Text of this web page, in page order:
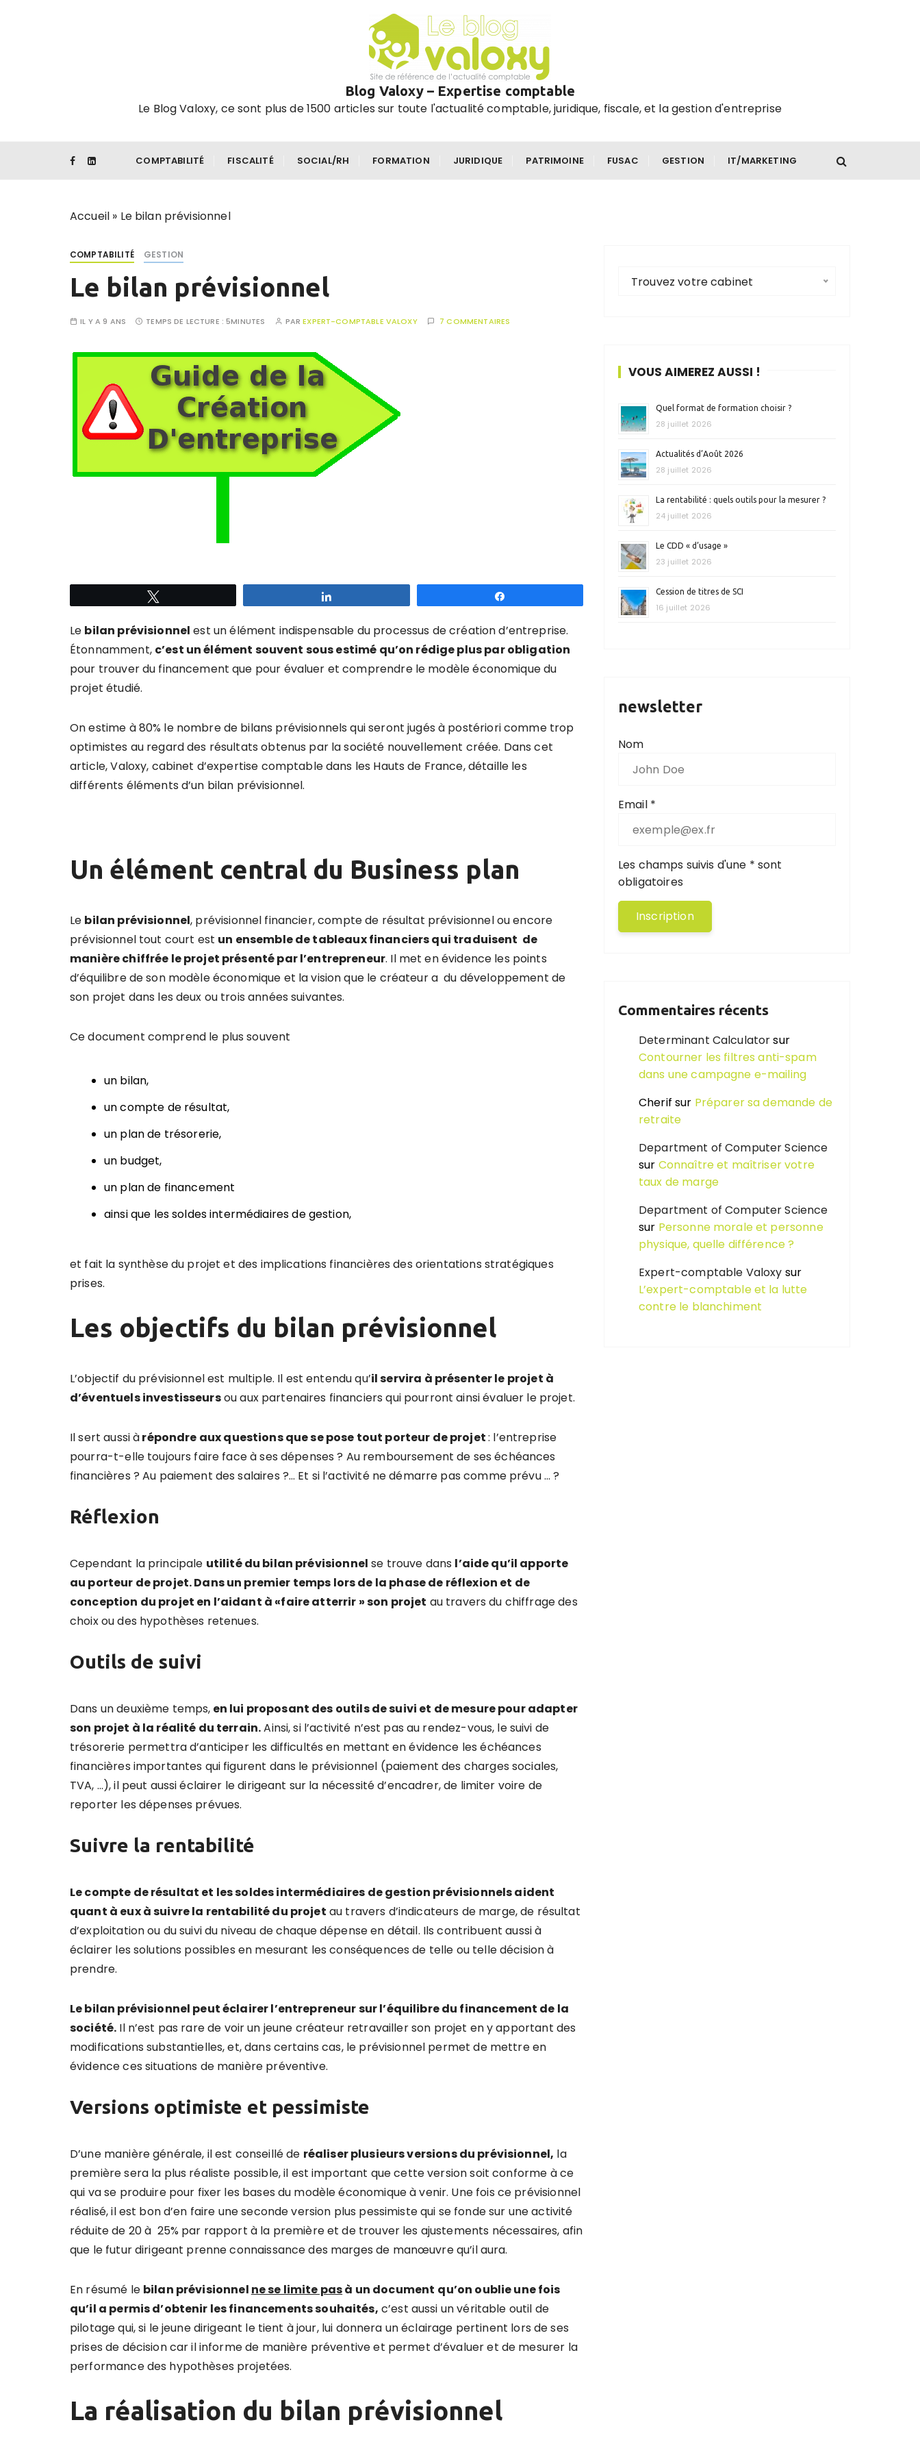
Blog Valoxy – Expertise comptable
Le Blog Valoxy, ce sont plus de 1500 articles sur toute l'actualité comptable, juridique, fiscale, et la gestion d'entreprise
COMPTABILITÉ FISCALITÉ SOCIAL/RH FORMATION JURIDIQUE PATRIMOINE FUSAC GESTION IT/MARKETING
Accueil » Le bilan prévisionnel
COMPTABILITÉ GESTION
Le bilan prévisionnel
IL Y A 9 ANS TEMPS DE LECTURE :5MINUTES PAREXPERT-COMPTABLE VALOXY 7 COMMENTAIRES
Le bilan prévisionnel est un élément indispensable du processus de création d’entreprise.
Étonnamment, c’est un élément souvent sous estimé qu’on rédige plus par obligation
pour trouver du financement que pour évaluer et comprendre le modèle économique du
projet étudié.
On estime à 80% le nombre de bilans prévisionnels qui seront jugés à postériori comme trop
optimistes au regard des résultats obtenus par la société nouvellement créée. Dans cet
article, Valoxy, cabinet d’expertise comptable dans les Hauts de France, détaille les
différents éléments d’un bilan prévisionnel.
Un élément central du Business plan
Le bilan prévisionnel, prévisionnel financier, compte de résultat prévisionnel ou encore
prévisionnel tout court est un ensemble de tableaux financiers qui traduisent de
manière chiffrée le projet présenté par l’entrepreneur. Il met en évidence les points
d’équilibre de son modèle économique et la vision que le créateur a du développement de
son projet dans les deux ou trois années suivantes.
Ce document comprend le plus souvent
un bilan,
un compte de résultat,
un plan de trésorerie,
un budget,
un plan de financement
ainsi que les soldes intermédiaires de gestion,
et fait la synthèse du projet et des implications financières des orientations stratégiques
prises.
Les objectifs du bilan prévisionnel
L’objectif du prévisionnel est multiple. Il est entendu qu’il servira à présenter le projet à
d’éventuels investisseursou aux partenaires financiers qui pourront ainsi évaluer le projet.
Il sert aussi àrépondre aux questions que se pose tout porteur de projet: l’entreprise
pourra-t-elle toujours faire face à ses dépenses ? Au remboursement de ses échéances
financières ? Au paiement des salaires ?… Et si l’activité ne démarre pas comme prévu … ?
Réflexion
Cependant la principale utilité du bilan prévisionnel se trouve dans l’aide qu’il apporte
au porteur de projet. Dans un premier temps lors de la phase de réflexion et de
conception du projet en l’aidant à «faire atterrir » son projet au travers du chiffrage des
choix ou des hypothèses retenues.
Outils de suivi
Dans un deuxième temps, en lui proposant des outils de suivi et de mesure pour adapter
son projet à la réalité du terrain.Ainsi, si l’activité n’est pas au rendez-vous, le suivi de
trésorerie permettra d’anticiper les difficultés en mettant en évidence les échéances
financières importantes qui figurent dans le prévisionnel (paiement des charges sociales,
TVA, …), il peut aussi éclairer le dirigeant sur la nécessité d’encadrer, de limiter voire de
reporter les dépenses prévues.
Suivre la rentabilité
Le compte de résultat et les soldes intermédiaires de gestion prévisionnels aident
quant à eux à suivre la rentabilité du projet au travers d’indicateurs de marge, de résultat
d’exploitation ou du suivi du niveau de chaque dépense en détail. Ils contribuent aussi à
éclairer les solutions possibles en mesurant les conséquences de telle ou telle décision à
prendre.
Le bilan prévisionnel peut éclairer l’entrepreneur sur l’équilibre du financement de la
société. Il n’est pas rare de voir un jeune créateur retravailler son projet en y apportant des
modifications substantielles, et, dans certains cas, le prévisionnel permet de mettre en
évidence ces situations de manière préventive.
Versions optimiste et pessimiste
D’une manière générale, il est conseillé de réaliser plusieurs versions du prévisionnel, la
première sera la plus réaliste possible, il est important que cette version soit conforme à ce
qui va se produire pour fixer les bases du modèle économique à venir. Une fois ce prévisionnel
réalisé, il est bon d’en faire une seconde version plus pessimiste qui se fonde sur une activité
réduite de 20 à 25% par rapport à la première et de trouver les ajustements nécessaires, afin
que le futur dirigeant prenne connaissance des marges de manœuvre qu’il aura.
En résumé le bilan prévisionnel ne se limite pasà un document qu’on oublie une fois
qu’il a permis d’obtenir les financements souhaités, c’est aussi un véritable outil de
pilotage qui, si le jeune dirigeant le tient à jour, lui donnera un éclairage pertinent lors de ses
prises de décision car il informe de manière préventive et permet d’évaluer et de mesurer la
performance des hypothèses projetées.
La réalisation du bilan prévisionnel
Trouvez votre cabinet
VOUS AIMEREZ AUSSI !
Quel format de formation choisir ?
28 juillet 2026
Actualités d’Août 2026
28 juillet 2026
La rentabilité : quels outils pour la mesurer ?
24 juillet 2026
Le CDD « d’usage »
23 juillet 2026
Cession de titres de SCI
16 juillet 2026
newsletter
Nom
Email *
Les champs suivis d'une * sont
obligatoires
Commentaires récents
Determinant Calculatorsur
Contourner les filtres anti-spam
dans une campagne e-mailing
Cherif sur Préparer sa demande de
retraite
Department of Computer Science
sur Connaître et maîtriser votre
taux de marge
Department of Computer Science
sur Personne morale et personne
physique, quelle différence ?
Expert-comptable Valoxy sur
L’expert-comptable et la lutte
contre le blanchiment